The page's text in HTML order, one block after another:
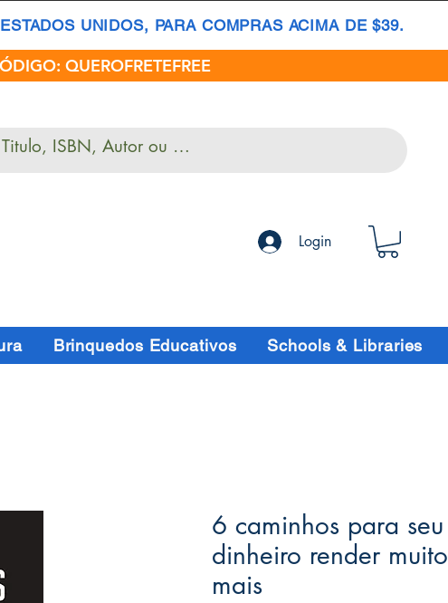
UNIDOS, PARA COMPRAS ACIMA DE $39.
QUEROFRETEFREE
Login
Brinquedos Educativos Schools & Libraries
6 caminhos para seu
dinheiro render muito
mais